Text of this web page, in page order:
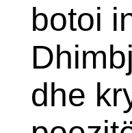
botoi
dhe